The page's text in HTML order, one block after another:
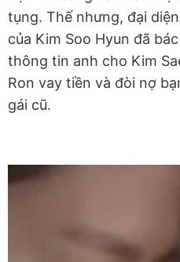
tụng. Thế nhưng, đại diện
của Kim Soo Hyun đã
thông tin anh cho Kim
Ron vay tiền và đòi nợ
gái cũ.